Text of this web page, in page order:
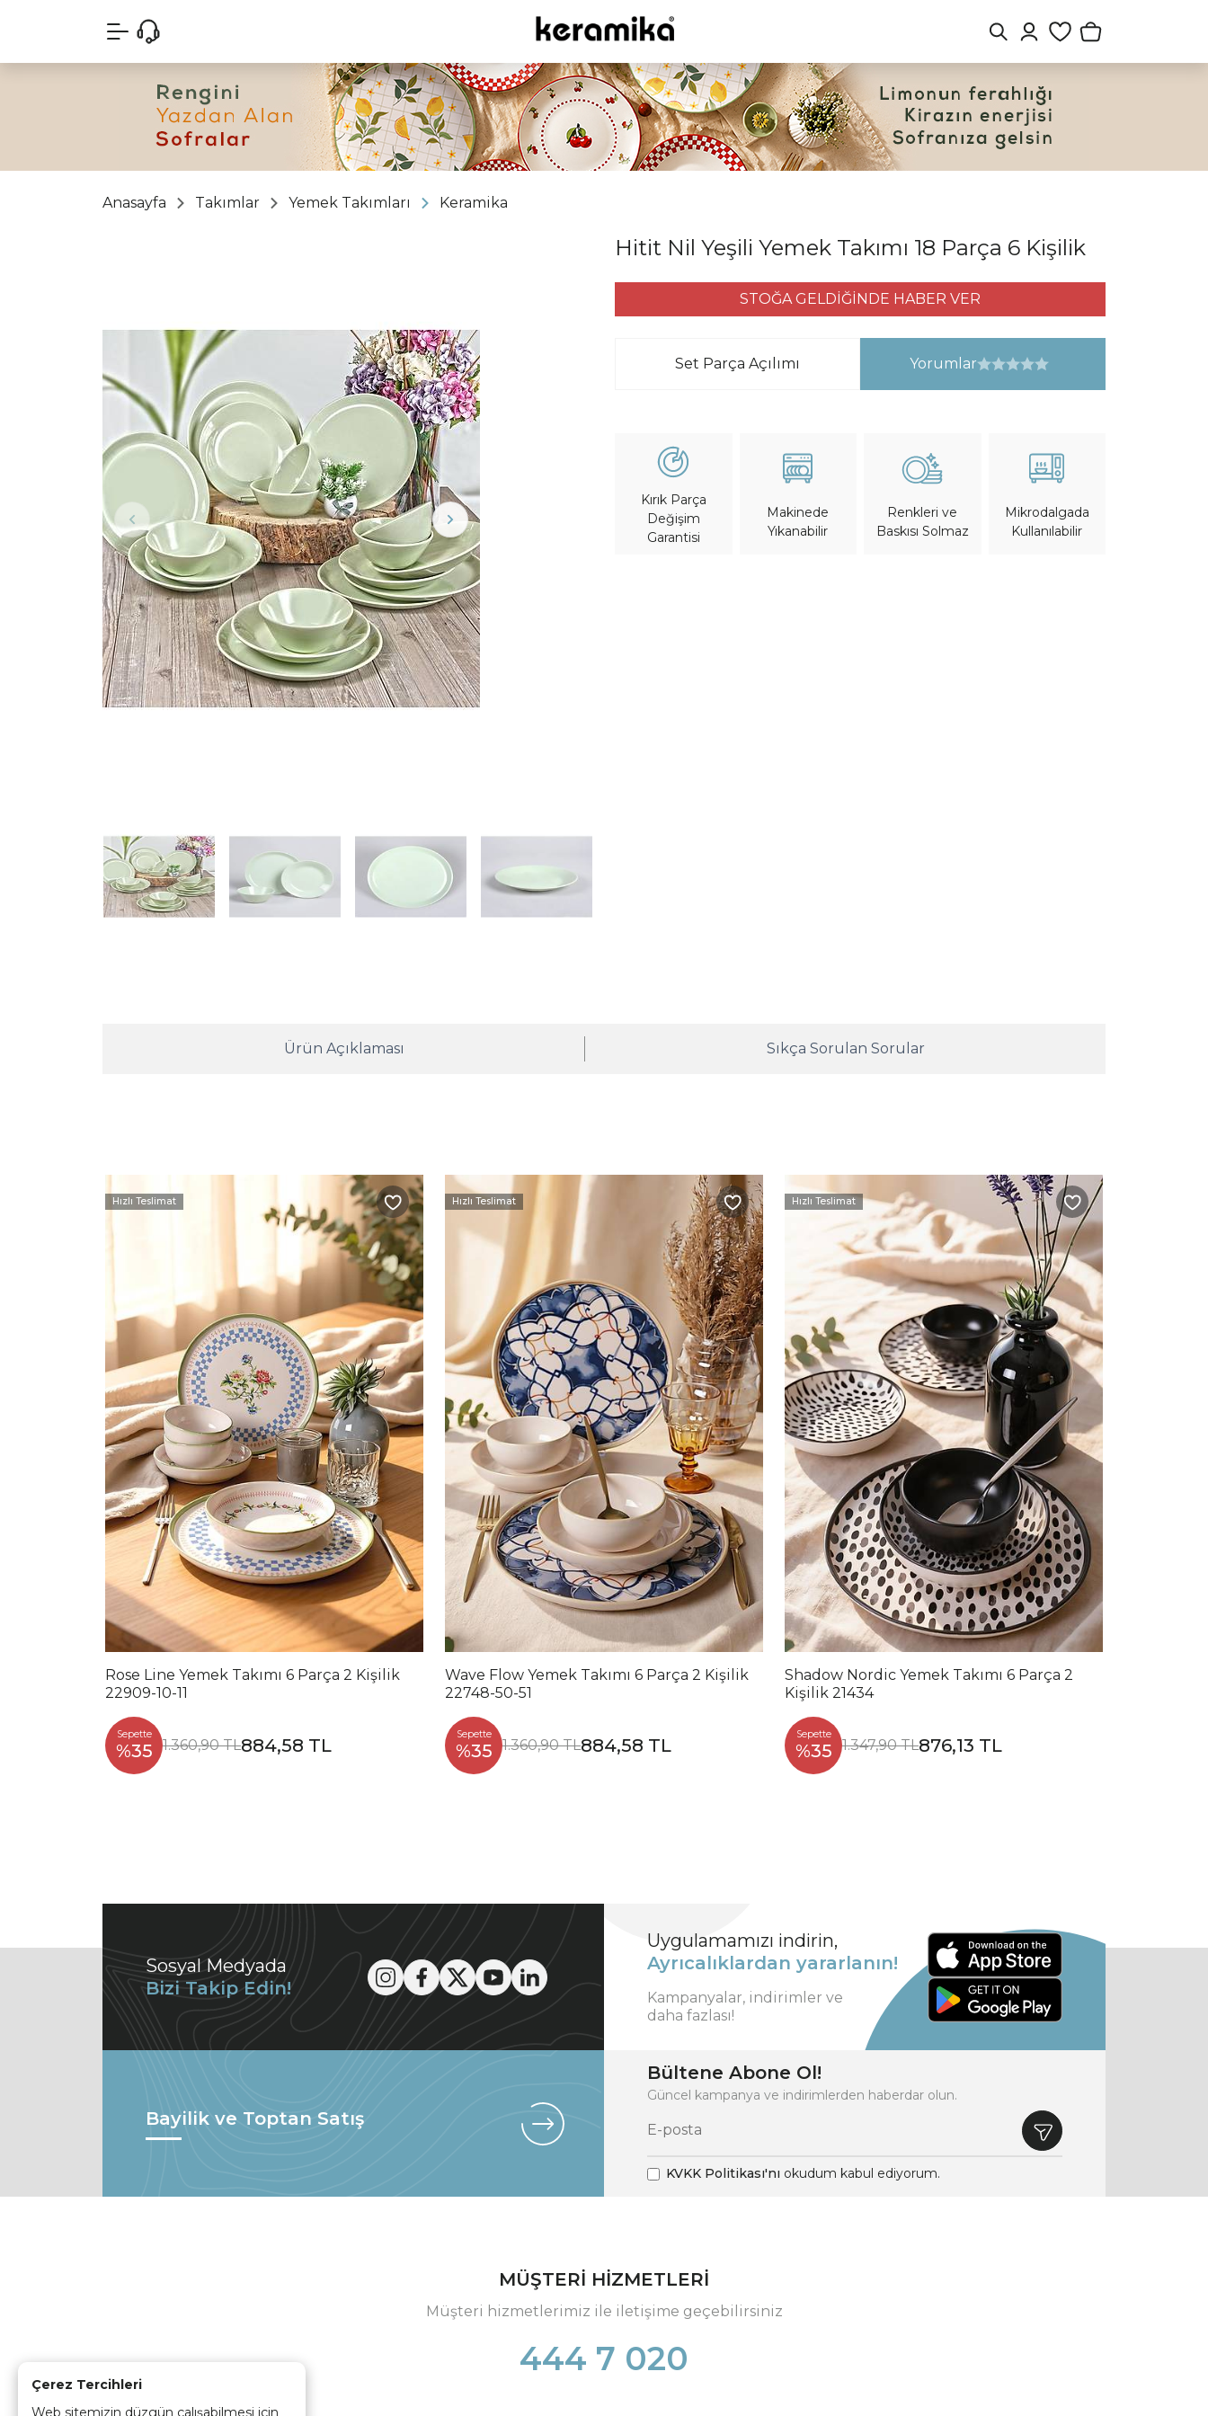
Çerez Tercihleri
Web sitemizin düzgün çalışabilmesi için
Anasayfa Takımlar Yemek Takımları Keramika
Hitit Nil Yeşili Yemek Takımı 18 Parça 6 Kişilik
STOĞA GELDİĞİNDE HABER VER
Set Parça Açılımı Yorumlar
Kırık Parça
Değişim
Garantisi
Makinede
Yıkanabilir
Renkleri ve
Baskısı Solmaz
Mikrodalgada
Kullanılabilir
Ürün Açıklaması Sıkça Sorulan Sorular
Hızlı Teslimat
Rose Line Yemek Takımı 6 Parça 2 Kişilik
22909-10-11
Sepette
%35 1.360,90 TL884,58 TL
Hızlı Teslimat
Wave Flow Yemek Takımı 6 Parça 2 Kişilik
22748-50-51
Sepette
%35 1.360,90 TL884,58 TL
Hızlı Teslimat
Shadow Nordic Yemek Takımı 6 Parça 2
Kişilik 21434
Sepette
%35 1.347,90 TL876,13 TL
Sosyal Medyada
Bizi Takip Edin!
Uygulamamızı indirin,
Ayrıcalıklardan yararlanın!
Kampanyalar, indirimler ve
daha fazlası!
Bayilik ve Toptan Satış
Bültene Abone Ol!
Güncel kampanya ve indirimlerden haberdar olun.
KVKK Politikası'nı okudum kabul ediyorum.
MÜŞTERİ HİZMETLERİ
Müşteri hizmetlerimiz ile iletişime geçebilirsiniz
444 7 020